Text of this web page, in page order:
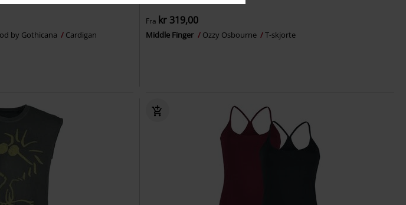
by Gothicana Cardigan
Fra kr 319,00
Middle Finger Ozzy Osbourne T-skjorte